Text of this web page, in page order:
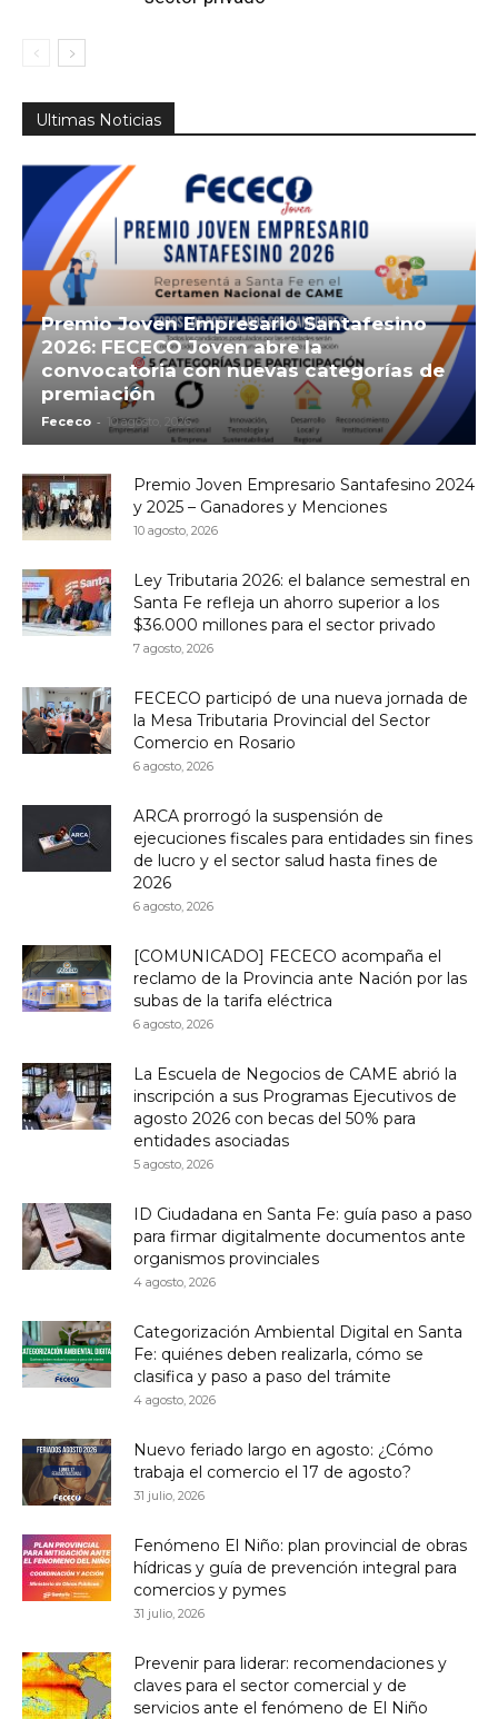
Ultimas Noticias
Premio Joven Empresario Santafesino
2026: FECECO Joven abre la
convocatoria con nuevas categorías de
premiación
Fececo - 10 agosto, 2026
Premio Joven Empresario Santafesino 2024
y 2025 – Ganadores y Menciones
10 agosto, 2026
Ley Tributaria 2026: el balance semestral en
Santa Fe refleja un ahorro superior a los
$36.000 millones para el sector privado
7 agosto, 2026
FECECO participó de una nueva jornada de
la Mesa Tributaria Provincial del Sector
Comercio en Rosario
6 agosto, 2026
ARCA prorrogó la suspensión de
ejecuciones fiscales para entidades sin fines
de lucro y el sector salud hasta fines de
2026
6 agosto, 2026
[COMUNICADO] FECECO acompaña el
reclamo de la Provincia ante Nación por las
subas de la tarifa eléctrica
6 agosto, 2026
La Escuela de Negocios de CAME abrió la
inscripción a sus Programas Ejecutivos de
agosto 2026 con becas del 50% para
entidades asociadas
5 agosto, 2026
ID Ciudadana en Santa Fe: guía paso a paso
para firmar digitalmente documentos ante
organismos provinciales
4 agosto, 2026
Categorización Ambiental Digital en Santa
Fe: quiénes deben realizarla, cómo se
clasifica y paso a paso del trámite
4 agosto, 2026
Nuevo feriado largo en agosto: ¿Cómo
trabaja el comercio el 17 de agosto?
31 julio, 2026
Fenómeno El Niño: plan provincial de obras
hídricas y guía de prevención integral para
comercios y pymes
31 julio, 2026
Prevenir para liderar: recomendaciones y
claves para el sector comercial y de
servicios ante el fenómeno de El Niño